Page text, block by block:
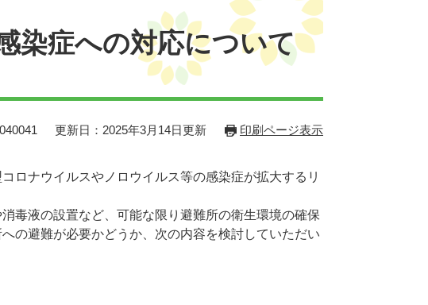
染症への対応について
更新日：2025年3月14日更新 印刷ページ表示
ロナウイルスやノロウイルス等の感染症が拡大するリ
毒液の設置など、可能な限り避難所の衛生環境の確保
の避難が必要かどうか、次の内容を検討していただい